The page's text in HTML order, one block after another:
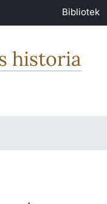
Bibliotek
historia